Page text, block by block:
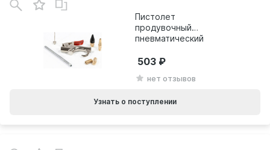
Пистолет
продувочный
пневматический
нет отзывов
503
Узнать о поступлении